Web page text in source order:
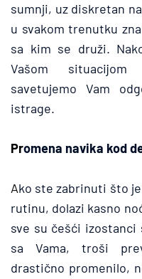
sumnji, uz diskretan
u svakom trenutku
sa kim se druži.
Vašom
savetujemo Vam
istrage.
Promena navika kod
Ako ste zabrinuti što
rutinu, dolazi kasno
sve su češći izostanci
sa Vama, troši
drastično promenilo,